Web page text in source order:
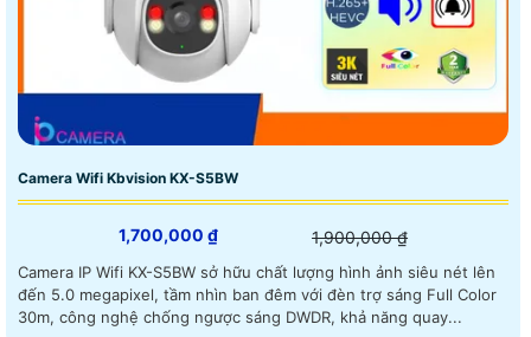
Camera Wifi Kbvision KX-S5BW
1,700,000 ₫ 1,900,000 ₫
Camera IP Wifi KX-S5BW sở hữu chất lượng hình ảnh siêu nét lên
đến 5.0 megapixel, tầm nhìn ban đêm với đèn trợ sáng Full Color
30m, công nghệ chống ngược sáng DWDR, khả năng quay...